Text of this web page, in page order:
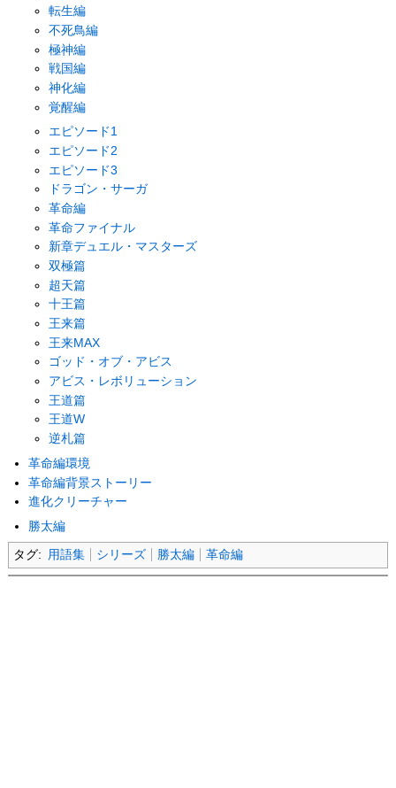
転生編
不死鳥編
極神編
戦国編
神化編
覚醒編
エピソード1
エピソード2
エピソード3
ドラゴン・サーガ
革命編
革命ファイナル
新章デュエル・マスターズ
双極篇
超天篇
十王篇
王来篇
王来MAX
ゴッド・オブ・アビス
アビス・レボリューション
王道篇
王道W
逆札篇
革命編環境
革命編背景ストーリー
進化クリーチャー
勝太編
タグ: 用語集 シリーズ 勝太編 革命編